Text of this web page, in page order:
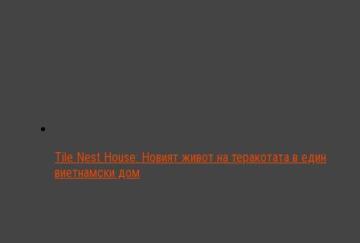
Tile Nest House: Новият живот на теракотата в един
виетнамски дом